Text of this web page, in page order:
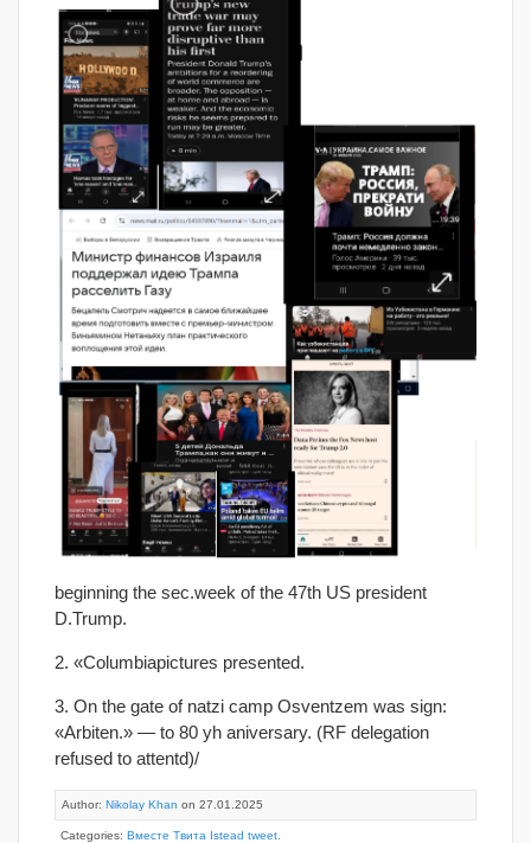
beginning the sec.week of the 47th US president
D.Trump.
2. «Columbiapictures presented.
3. On the gate of natzi camp Osventzem was sign:
«Arbiten.» — to 80 yh aniversary. (RF delegation
refused to attentd)/
Author: Nikolay Khan on 27.01.2025
Categories: Вместе Твита Istead tweet.